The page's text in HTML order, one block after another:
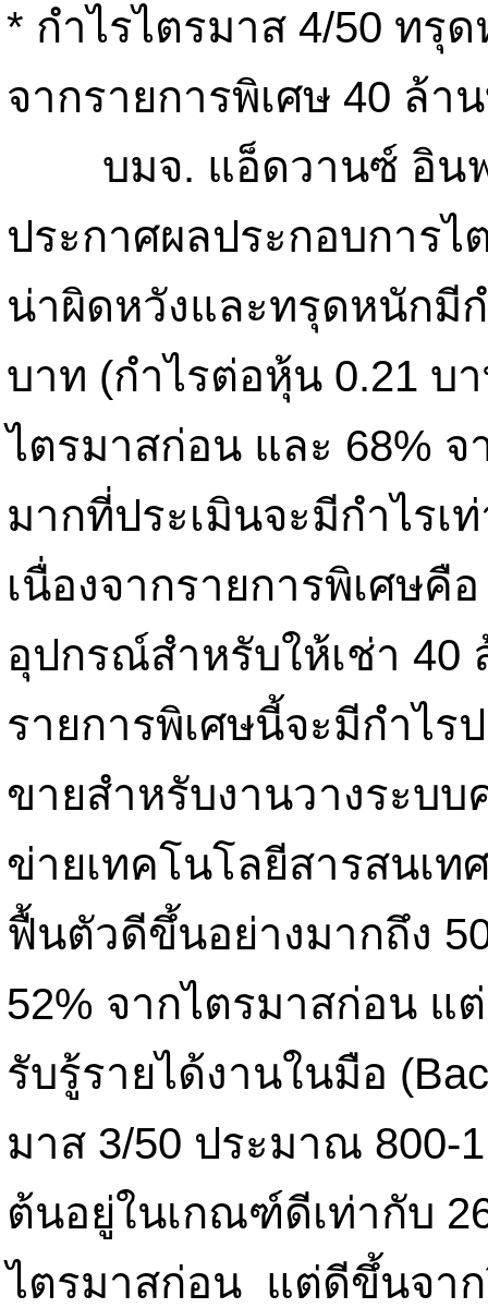
* กำไรไตรมาส 4/50 ทรุ
จากรายการพิเศษ 40 ล้า
บมจ. แอ็ดวานซ์ อินฟ
ประกาศผลประกอบการไ
น่าผิดหวังและทรุดหนักมี
บาท (กำไรต่อหุ้น 0.21 บ
ไตรมาสก่อน และ 68%
มากที่ประเมินจะมีกำไรเ
เนื่องจากรายการพิเศษ
อุปกรณ์สำหรับให้เช่า
รายการพิเศษนี้จะมีกำไ
ขายสำหรับงานวางระบบ
ข่ายเทคโนโลยีสารสนเท
ฟื้นตัวดีขึ้นอย่างมากถึง
52% จากไตรมาสก่อน แ
รับรู้รายได้งานในมือ
มาส 3/50 ประมาณ 800-
ต้นอยู่ในเกณฑ์ดีเท่ากับ
ไตรมาสก่อน แต่ดีขึ้นจา